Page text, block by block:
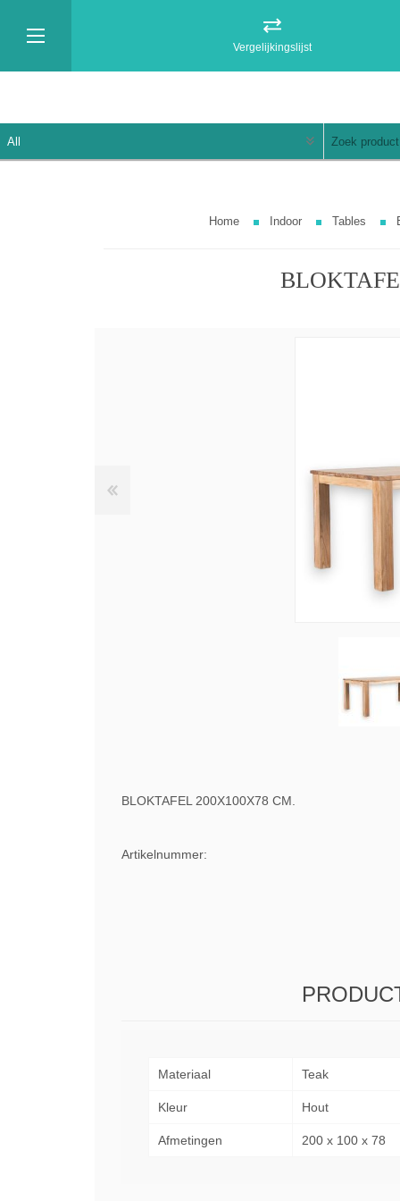
Vergelijkingslijst
Home Indoor Tables
BLOKTAFEL 200X100X78 CM.
Artikelnummer:
Materiaal Teak
Kleur Hout
Afmetingen 200 x 100 x 78